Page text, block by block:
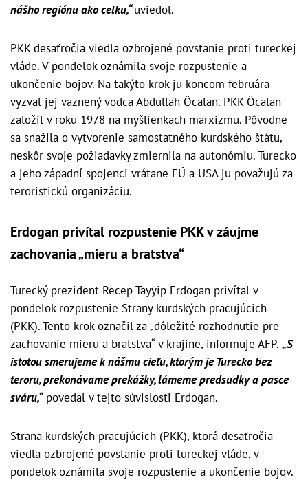
nášho regiónu ako celku,“uviedol.
PKK desaťročia viedla ozbrojené povstanie proti tureckej
vláde. V pondelok oznámila svoje rozpustenie a
ukončenie bojov. Na takýto krok ju koncom februára
vyzval jej väznený vodca Abdullah Öcalan. PKK Öcalan
založil v roku 1978 na myšlienkach marxizmu. Pôvodne
sa snažila o vytvorenie samostatného kurdského štátu,
neskôr svoje požiadavky zmiernila na autonómiu. Turecko
a jeho západní spojenci vrátane EÚ a USA ju považujú za
teroristickú organizáciu.
Erdogan privítal rozpustenie PKK v záujme
zachovania „mieru a bratstva“
Turecký prezident Recep Tayyip Erdogan privítal v
pondelok rozpustenie Strany kurdských pracujúcich
(PKK). Tento krok označil za „dôležité rozhodnutie pre
zachovanie mieru a bratstva“ v krajine, informuje AFP. „S
istotou smerujeme k nášmu cieľu, ktorým je Turecko bez
teroru, prekonávame prekážky, lámeme predsudky a pasce
sváru,“povedal v tejto súvislosti Erdogan.
Strana kurdských pracujúcich (PKK), ktorá desaťročia
viedla ozbrojené povstanie proti tureckej vláde, v
pondelok oznámila svoje rozpustenie a ukončenie bojov.